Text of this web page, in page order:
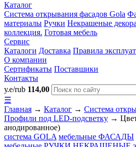
Каталог
Система открывания фасадов Gola
материалы Ручки Некрашеные
коллекция. Готовая мебель
Сервис
Каталоги Доставка Правила
О компании
Сертификаты Поставшики
Контакты
у.е/rub 114,00
☰
Главная → Каталог → Система
Профили под LED-подсветку →
анодированное)
система GOLA мебельные ФАСАДЫ